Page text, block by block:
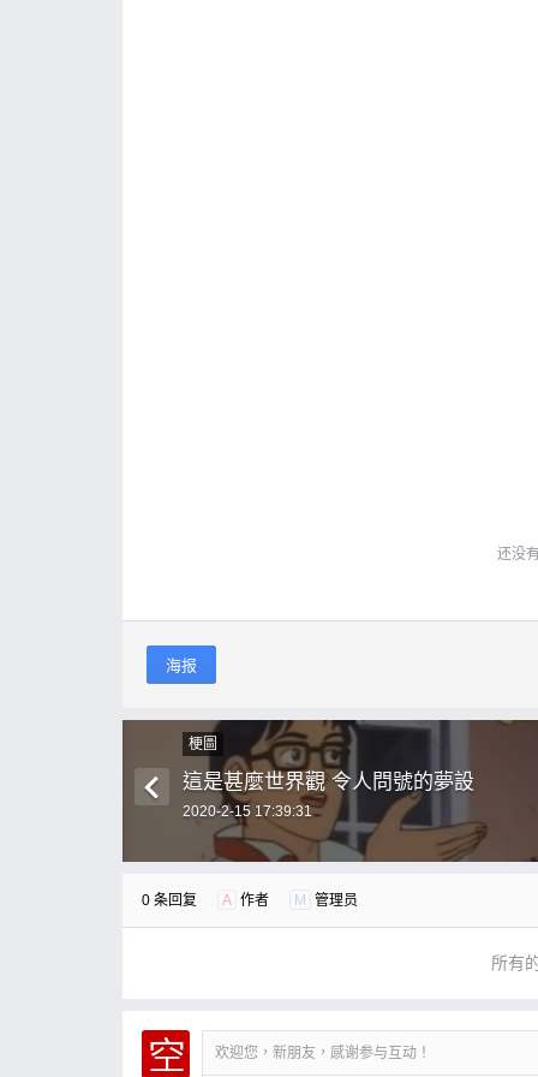
还没
海报
梗圖
這是甚麼世界觀 令人問號的夢設
2020-2-15 17:39:31
0 条回复 A 作者 M 管理员
所有
欢迎您，新朋友，感谢参与互动！